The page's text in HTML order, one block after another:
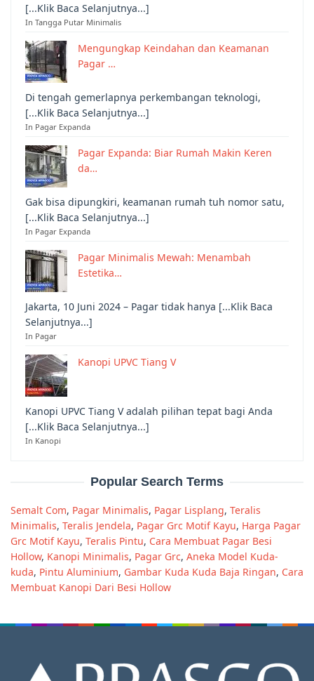
[...Klik Baca Selanjutnya...]
In Tangga Putar Minimalis
Mengungkap Keindahan dan Keamanan
Pagar …
Di tengah gemerlapnya perkembangan teknologi,
[...Klik Baca Selanjutnya...]
In Pagar Expanda
Pagar Expanda: Biar Rumah Makin Keren
da…
Gak bisa dipungkiri, keamanan rumah tuh nomor satu,
[...Klik Baca Selanjutnya...]
In Pagar Expanda
Pagar Minimalis Mewah: Menambah
Estetika…
Jakarta, 10 Juni 2024 – Pagar tidak hanya [...Klik Baca
Selanjutnya...]
In Pagar
Kanopi UPVC Tiang V
Kanopi UPVC Tiang V adalah pilihan tepat bagi Anda
[...Klik Baca Selanjutnya...]
In Kanopi
Popular Search Terms
Semalt Com, Pagar Minimalis, Pagar Lisplang, Teralis
Minimalis, Teralis Jendela, Pagar Grc Motif Kayu, Harga Pagar
Grc Motif Kayu, Teralis Pintu, Cara Membuat Pagar Besi
Hollow, Kanopi Minimalis, Pagar Grc, Aneka Model Kuda-
kuda, Pintu Aluminium, Gambar Kuda Kuda Baja Ringan, Cara
Membuat Kanopi Dari Besi Hollow